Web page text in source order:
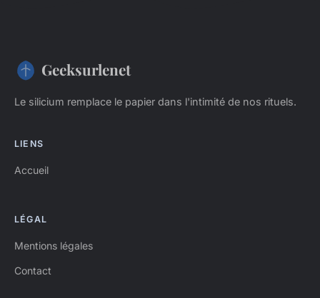
Geeksurlenet
Le silicium remplace le papier dans l'intimité de nos rituels.
LIENS
Accueil
LÉGAL
Mentions légales
Contact